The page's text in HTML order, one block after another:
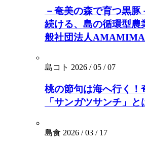
－奄美の森で育つ黒豚
続ける、島の循環型農
般社団法人
島コト 2026 / 05 / 07
桃の節句は海へ行く！
「サンガツサンチ」と
島食 2026 / 03 / 17